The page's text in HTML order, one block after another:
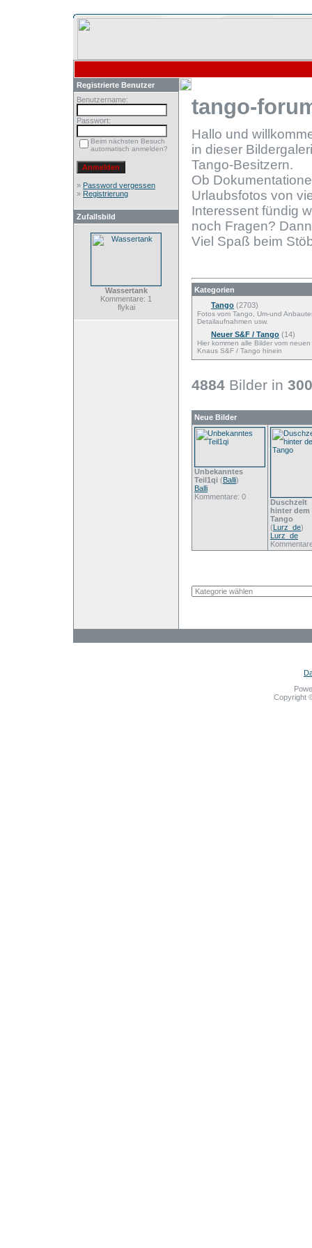
Registrierte Benutzer
Benutzername:
Passwort:
Beim nächsten Besuch
automatisch anmelden?
» Password vergessen
» Registrierung
Zufallsbild
Wassertank
Kommentare: 1
flykai
tango-
Hallo und
in dieser
Tango-Besitzern.
Ob
Urlaubsfotos von
Interessent fündig
noch Fragen?
Viel Spaß beim
Kategorien
Tango (2703)
Fotos vom Tango, Um-und
Detailaufnahmen usw.
Neuer S&F / Tango (14)
Hier kommen alle Bilder vom neuen
Knaus S&F / Tango hinein
4884 Bilder in 300
Neue Bilder
Unbekanntes
Teil1qi (Balli)
Balli
Kommentare: 0
Duschzelt
hinter dem
Tango
(Lurz_de)
Lurz_de
Copyright